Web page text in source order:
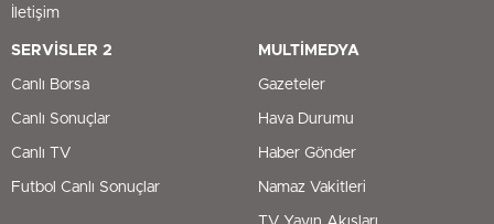
İletişim
SERVİSLER 2
Canlı Borsa
Canlı Sonuçlar
Canlı TV
Futbol Canlı Sonuçlar
MULTİMEDYA
Gazeteler
Hava Durumu
Haber Gönder
Namaz Vakitleri